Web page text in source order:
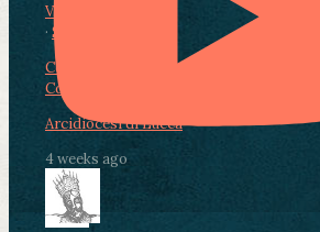
View on Facebook
· Share
Condividi su Facebook
Condividi su LinkedIn
Arcidiocesi di Lucca
4 weeks ago